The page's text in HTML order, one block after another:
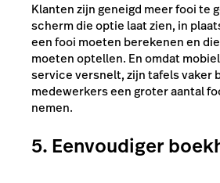
Klanten zijn geneigd meer fooi te
scherm die optie laat zien, in
een fooi moeten berekenen en
moeten optellen. En omdat
service versnelt, zijn tafels vaker
medewerkers een groter aantal
nemen.
5. Eenvoudiger